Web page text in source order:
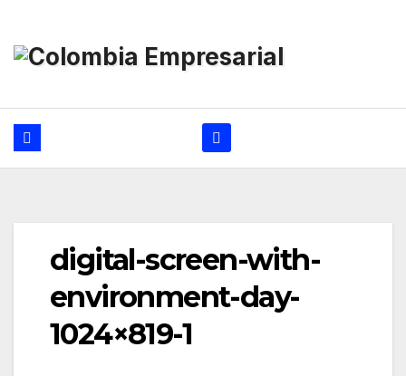
contenido
digital-screen-with-
environment-day-
1024×819-1